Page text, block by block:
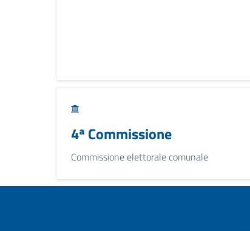
4ª Commissione
Commissione elettorale comunale